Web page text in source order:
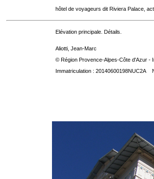
hôtel de voyageurs dit Riviera Palace,
Elévation principale. Détails.
Aliotti, Jean-Marc
© Région Provence-Alpes-Côte d'Azur -
Immatriculation : 20140600198NUC2A